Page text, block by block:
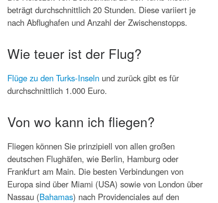
beträgt durchschnittlich 20 Stunden. Diese variiert je
nach Abflughafen und Anzahl der Zwischenstopps.
Wie teuer ist der Flug?
Flüge zu den Turks-Inseln und zurück gibt es für
durchschnittlich 1.000 Euro.
Von wo kann ich fliegen?
Fliegen können Sie prinzipiell von allen großen
deutschen Flughäfen, wie Berlin, Hamburg oder
Frankfurt am Main. Die besten Verbindungen von
Europa sind über Miami (USA) sowie von London über
Nassau (Bahamas) nach Providenciales auf den